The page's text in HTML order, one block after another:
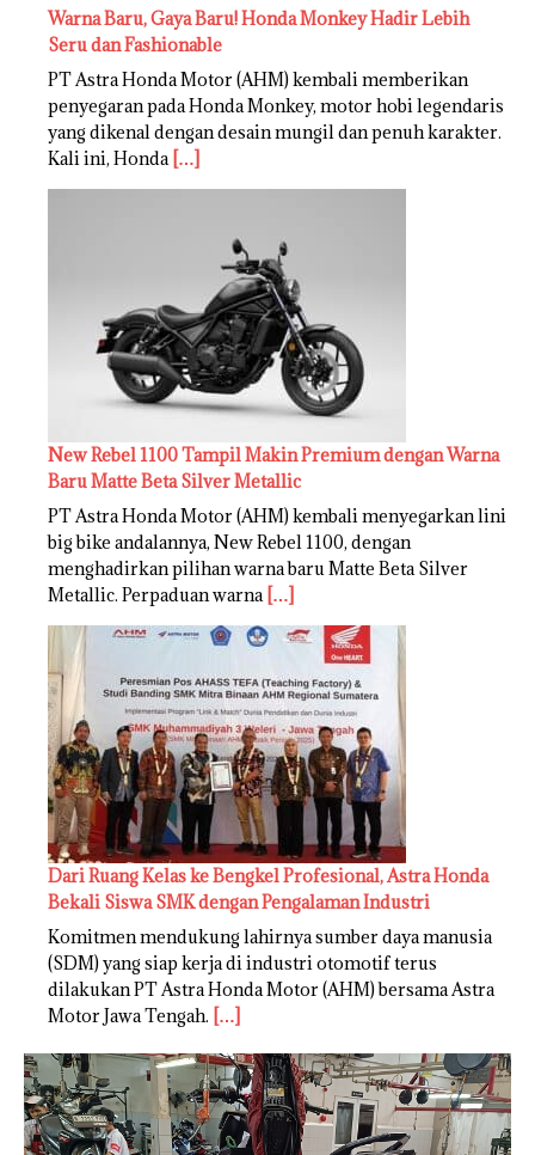
Warna Baru, Gaya Baru! Honda Monkey Hadir Lebih
Seru dan Fashionable
PT Astra Honda Motor (AHM) kembali memberikan
penyegaran pada Honda Monkey, motor hobi legendaris
yang dikenal dengan desain mungil dan penuh karakter.
Kali ini, Honda […]
New Rebel 1100 Tampil Makin Premium dengan Warna
Baru Matte Beta Silver Metallic
PT Astra Honda Motor (AHM) kembali menyegarkan lini
big bike andalannya, New Rebel 1100, dengan
menghadirkan pilihan warna baru Matte Beta Silver
Metallic. Perpaduan warna […]
Dari Ruang Kelas ke Bengkel Profesional, Astra Honda
Bekali Siswa SMK dengan Pengalaman Industri
Komitmen mendukung lahirnya sumber daya manusia
(SDM) yang siap kerja di industri otomotif terus
dilakukan PT Astra Honda Motor (AHM) bersama Astra
Motor Jawa Tengah. […]